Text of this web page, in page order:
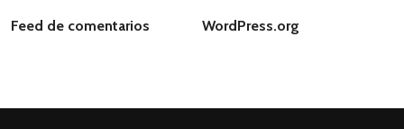
Feed de comentarios WordPress.org